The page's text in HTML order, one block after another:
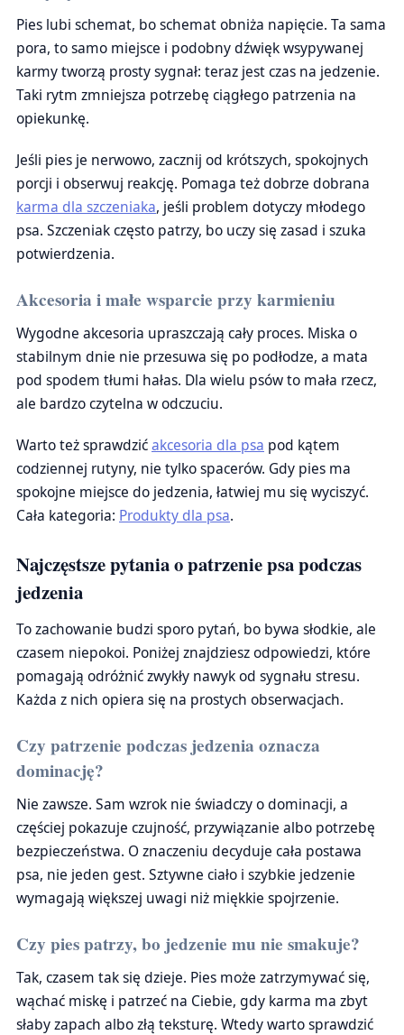
Pies lubi schemat, bo schemat obniża napięcie. Ta sama
pora, to samo miejsce i podobny dźwięk wsypywanej
karmy tworzą prosty sygnał: teraz jest czas na jedzenie.
Taki rytm zmniejsza potrzebę ciągłego patrzenia na
opiekunkę.
Jeśli pies je nerwowo, zacznij od krótszych, spokojnych
porcji i obserwuj reakcję. Pomaga też dobrze dobrana
karma dla szczeniaka, jeśli problem dotyczy młodego
psa. Szczeniak często patrzy, bo uczy się zasad i szuka
potwierdzenia.
Akcesoria i małe wsparcie przy karmieniu
Wygodne akcesoria upraszczają cały proces. Miska o
stabilnym dnie nie przesuwa się po podłodze, a mata
pod spodem tłumi hałas. Dla wielu psów to mała rzecz,
ale bardzo czytelna w odczuciu.
Warto też sprawdzićakcesoria dla psa pod kątem
codziennej rutyny, nie tylko spacerów. Gdy pies ma
spokojne miejsce do jedzenia, łatwiej mu się wyciszyć.
Cała kategoria: Produkty dla psa.
Najczęstsze pytania o patrzenie psa podczas
jedzenia
To zachowanie budzi sporo pytań, bo bywa słodkie, ale
czasem niepokoi. Poniżej znajdziesz odpowiedzi, które
pomagają odróżnić zwykły nawyk od sygnału stresu.
Każda z nich opiera się na prostych obserwacjach.
Czy patrzenie podczas jedzenia oznacza
dominację?
Nie zawsze. Sam wzrok nie świadczy o dominacji, a
częściej pokazuje czujność, przywiązanie albo potrzebę
bezpieczeństwa. O znaczeniu decyduje cała postawa
psa, nie jeden gest. Sztywne ciało i szybkie jedzenie
wymagają większej uwagi niż miękkie spojrzenie.
Czy pies patrzy, bo jedzenie mu nie smakuje?
Tak, czasem tak się dzieje. Pies może zatrzymywać się,
wąchać miskę i patrzeć na Ciebie, gdy karma ma zbyt
słaby zapach albo złą teksturę. Wtedy warto sprawdzić